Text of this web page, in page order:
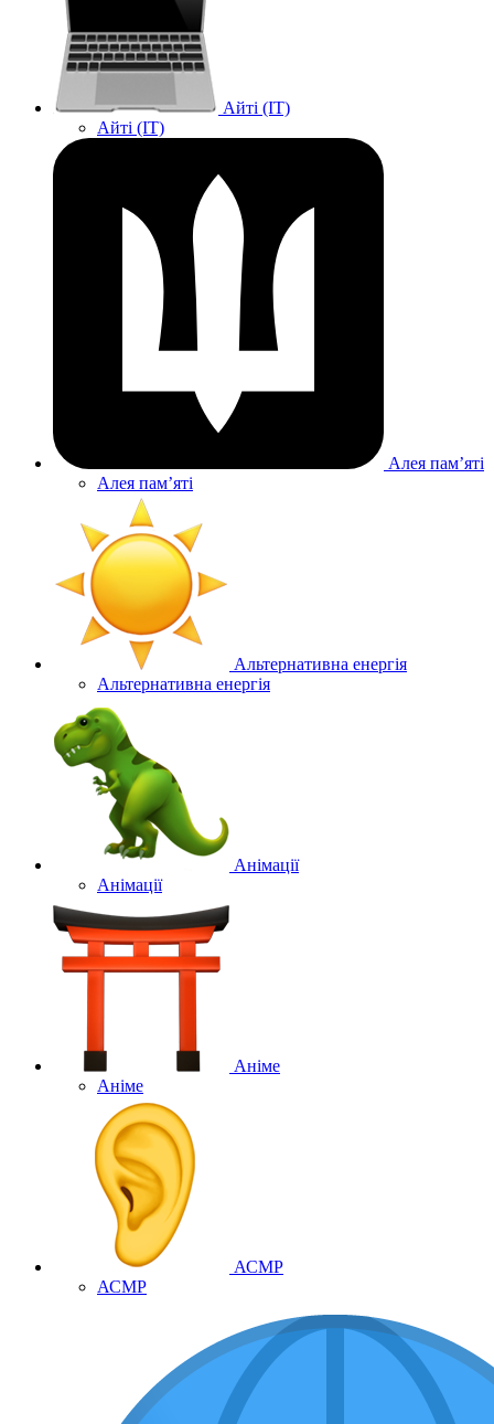
Айті (IT)
Айті (IT)
Алея памʼяті
Алея памʼяті
Альтернативна енергія
Альтернативна енергія
Анімації
Анімації
Аніме
Аніме
АСМР
АСМР